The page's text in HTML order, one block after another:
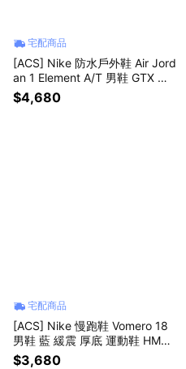
宅配商品
[ACS] Nike 防水戶外鞋 Air Jord
an 1 Element A/T 男鞋 GTX 黑
機能 越野 休閒鞋 FV4227-002
$4,680
宅配商品
[ACS] Nike 慢跑鞋 Vomero 18
男鞋 藍 緩震 厚底 運動鞋 HM68
03-404
$3,680